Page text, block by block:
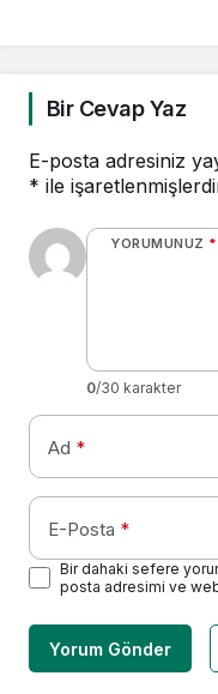
Bir Cevap Yaz
E-posta adresiniz
* ile
YORUMUNUZ *
0/30 karakter
Ad *
E-Posta *
Bir dahaki sefere
posta adresimi ve
Yorum Gönder